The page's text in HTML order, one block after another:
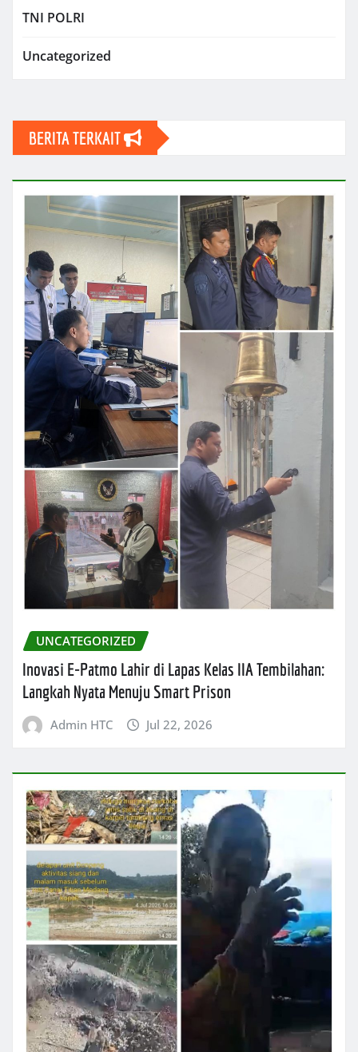
TNI POLRI
Uncategorized
BERITA TERKAIT
UNCATEGORIZED
Inovasi E-Patmo Lahir di Lapas Kelas IIA Tembilahan:
Langkah Nyata Menuju Smart Prison
Admin HTC Jul 22, 2026